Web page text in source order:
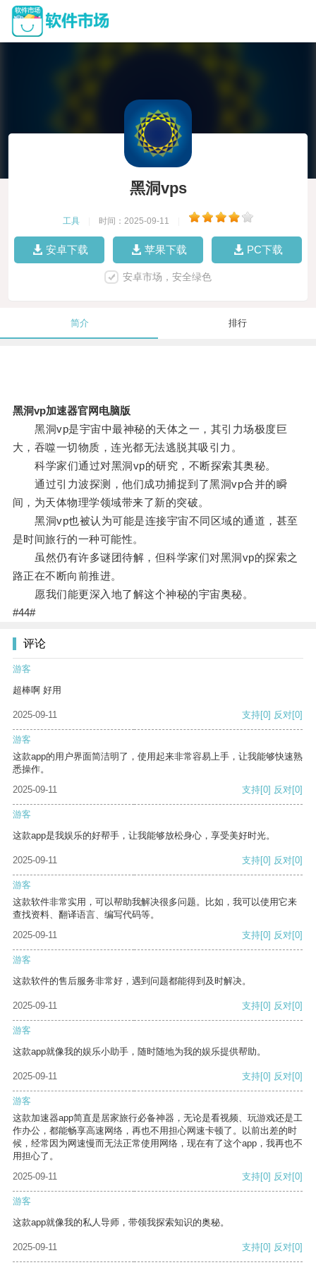
黑洞vps
工具 时间：2025-09-11
安卓下载 苹果下载 PC下载
安卓市场，安全绿色
简介 排行
黑洞vp加速器官网电脑版
黑洞vp是宇宙中最神秘的天体之一，其引力场极度巨
大，吞噬一切物质，连光都无法逃脱其吸引力。
科学家们通过对黑洞vp的研究，不断探索其奥秘。
通过引力波探测，他们成功捕捉到了黑洞vp合并的瞬
间，为天体物理学领域带来了新的突破。
黑洞vp也被认为可能是连接宇宙不同区域的通道，甚至
是时间旅行的一种可能性。
虽然仍有许多谜团待解，但科学家们对黑洞vp的探索之
路正在不断向前推进。
愿我们能更深入地了解这个神秘的宇宙奥秘。
#44#
评论
游客
超棒啊 好用
2025-09-11 支持[0] 反对[0]
游客
这款app的用户界面简洁明了，使用起来非常容易上手，让我能够快速熟
悉操作。
2025-09-11
支持[0] 反对[0]
游客
这款app是我娱乐的好帮手，让我能够放松身心，享受美好时光。
2025-09-11 支持[0] 反对[0]
游客
这款软件非常实用，可以帮助我解决很多问题。比如，我可以使用它来
查找资料、翻译语言、编写代码等。
2025-09-11
支持[0] 反对[0]
游客
这款软件的售后服务非常好，遇到问题都能得到及时解决。
2025-09-11 支持[0] 反对[0]
游客
这款app就像我的娱乐小助手，随时随地为我的娱乐提供帮助。
2025-09-11 支持[0] 反对[0]
游客
这款加速器app简直是居家旅行必备神器，无论是看视频、玩游戏还是工
作办公，都能畅享高速网络，再也不用担心网速卡顿了。以前出差的时
候，经常因为网速慢而无法正常使用网络，现在有了这个app，我再也不
用担心了。
2025-09-11
支持[0] 反对[0]
游客
这款app就像我的私人导师，带领我探索知识的奥秘。
2025-09-11 支持[0] 反对[0]